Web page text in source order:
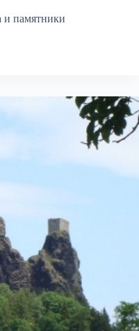
и памятники